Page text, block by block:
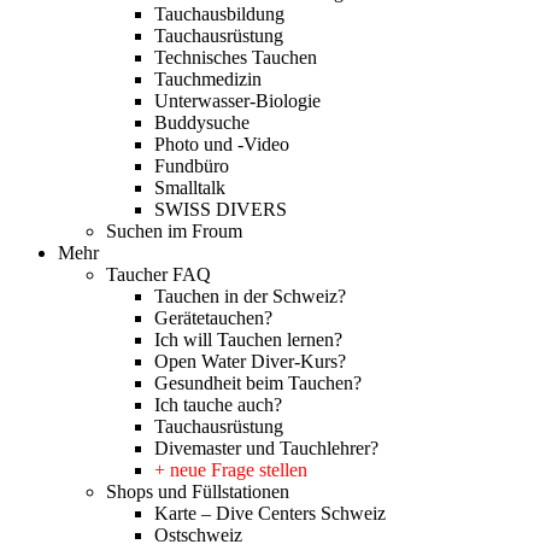
Tauchausbildung
Tauchausrüstung
Technisches Tauchen
Tauchmedizin
Unterwasser-Biologie
Buddysuche
Photo und -Video
Fundbüro
Smalltalk
SWISS DIVERS
Suchen im Froum
Mehr
Taucher FAQ
Tauchen in der Schweiz?
Gerätetauchen?
Ich will Tauchen lernen?
Open Water Diver-Kurs?
Gesundheit beim Tauchen?
Ich tauche auch?
Tauchausrüstung
Divemaster und Tauchlehrer?
+ neue Frage stellen
Shops und Füllstationen
Karte – Dive Centers Schweiz
Ostschweiz